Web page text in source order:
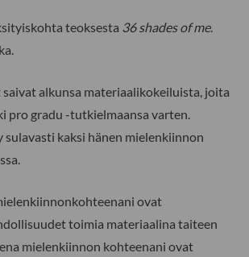
teoksesta 36 shades of me.
alkunsa materiaalikokeiluista, joita
pro gradu -tutkielmaansa varten.
sulavasti kaksi hänen mielenkiinnon
ovat
toimia materiaalina taiteen
mielenkiinnon kohteenani ovat